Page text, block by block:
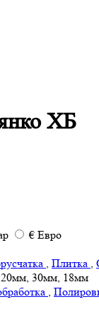
ХБ
€ Евро
Плитка
20мм, 30мм, 18мм